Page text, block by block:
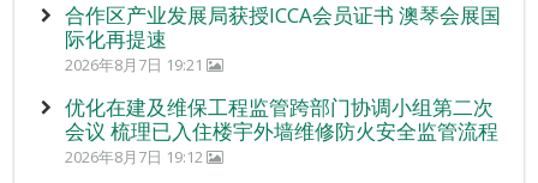
合作区产业发展局获授ICCA会员证书 澳琴会展国
际化再提速
2026年8月7日 19:21
优化在建及维保工程监管跨部门协调小组第二次
会议 梳理已入住楼宇外墙维修防火安全监管流程
2026年8月7日 19:12